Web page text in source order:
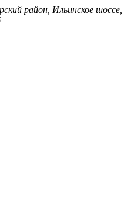
район, Ильинское шоссе,